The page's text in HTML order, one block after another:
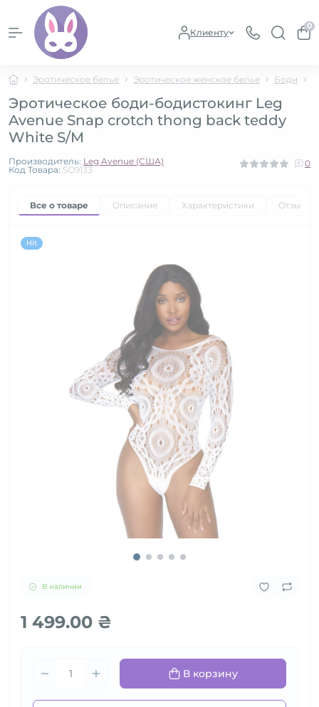
Клиенту
0
Эротическое белье Эротическое женское белье Боди
Эротическое боди-бодистокинг Leg
Avenue Snap crotch thong back teddy
White S/M
Производитель: Leg Avenue (США)
Код Товара: SO9133
0
Все о товаре Описание Характеристики Отзывы
Hit
В наличии
1 499.00 ₴
В корзину